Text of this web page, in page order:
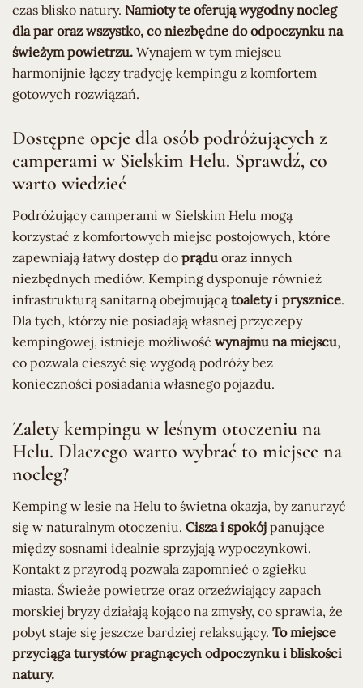
czas blisko natury. Namioty te oferują wygodny nocleg
dla par oraz wszystko, co niezbędne do odpoczynku na
świeżym powietrzu. Wynajem w tym miejscu
harmonijnie łączy tradycję kempingu z komfortem
gotowych rozwiązań.
Dostępne opcje dla osób podróżujących z
camperami w Sielskim Helu. Sprawdź, co
warto wiedzieć
Podróżujący camperami w Sielskim Helu mogą
korzystać z komfortowych miejsc postojowych, które
zapewniają łatwy dostęp do prądu oraz innych
niezbędnych mediów. Kemping dysponuje również
infrastrukturą sanitarną obejmującą toaletyi prysznice.
Dla tych, którzy nie posiadają własnej przyczepy
kempingowej, istnieje możliwość wynajmu na miejscu,
co pozwala cieszyć się wygodą podróży bez
konieczności posiadania własnego pojazdu.
Zalety kempingu w leśnym otoczeniu na
Helu. Dlaczego warto wybrać to miejsce na
nocleg?
Kemping w lesie na Helu to świetna okazja, by zanurzyć
się w naturalnym otoczeniu. Cisza i spokój panujące
między sosnami idealnie sprzyjają wypoczynkowi.
Kontakt z przyrodą pozwala zapomnieć o zgiełku
miasta. Świeże powietrze oraz orzeźwiający zapach
morskiej bryzy działają kojąco na zmysły, co sprawia, że
pobyt staje się jeszcze bardziej relaksujący. To miejsce
przyciąga turystów pragnących odpoczynku i bliskości
natury.